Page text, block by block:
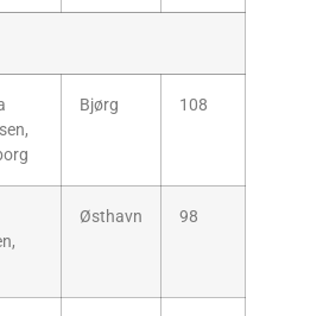
Bjørg 108
Østhavn 98